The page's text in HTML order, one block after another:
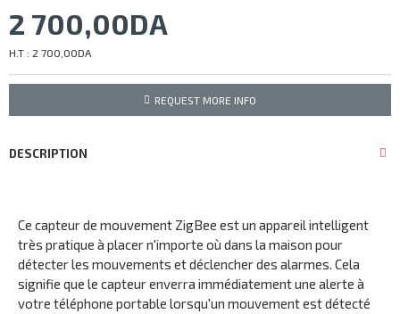
2 700,00DA
H.T : 2 700,00DA
REQUEST MORE INFO
DESCRIPTION
Ce capteur de mouvement ZigBee est un appareil intelligent
très pratique à placer n'importe où dans la maison pour
détecter les mouvements et déclencher des alarmes. Cela
signifie que le capteur enverra immédiatement une alerte à
votre téléphone portable lorsqu'un mouvement est détecté